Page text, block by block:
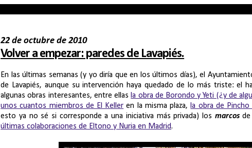
22 de octubre de 2010
Volver a empezar: paredes de Lavapiés.
En las últimas semanas (y yo diría que en los últimos días), el
de Lavapiés, aunque su intervención haya quedado de lo más triste: el
algunas obras interesantes, entre ellas la obra de Borondo y Yeti (¿y de
unos cuantos miembros de El Keller en la misma plaza, la obra de Pincho
esto ya no sé si corresponde a una iniciativa más privada) los marcos
últimas colaboraciones de Eltono y Nuria en Madrid.